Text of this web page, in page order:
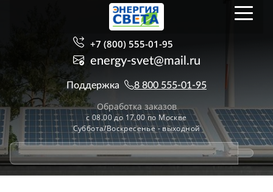
+7 (800) 555-01-95
energy-svet@mail.ru
Поддержка 8 800 555-01-95
Обработка заказов
с 08.00 до 17.00 по Москве
Суббота/Воскресенье - выходной